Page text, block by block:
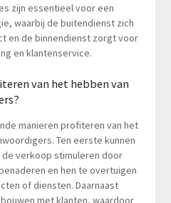
zijn essentieel voor een
waarbij de buitendienst zich
en de binnendienst zorgt voor
en klantenservice.
van het hebben van
manieren profiteren van het
Ten eerste kunnen
verkoop stimuleren door
en hen te overtuigen
of diensten. Daarnaast
met klanten, waardoor